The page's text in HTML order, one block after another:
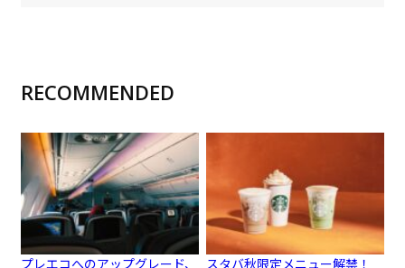
RECOMMENDED
プレエコへのアップグレード、 スタバ秋限定メニュー解禁！